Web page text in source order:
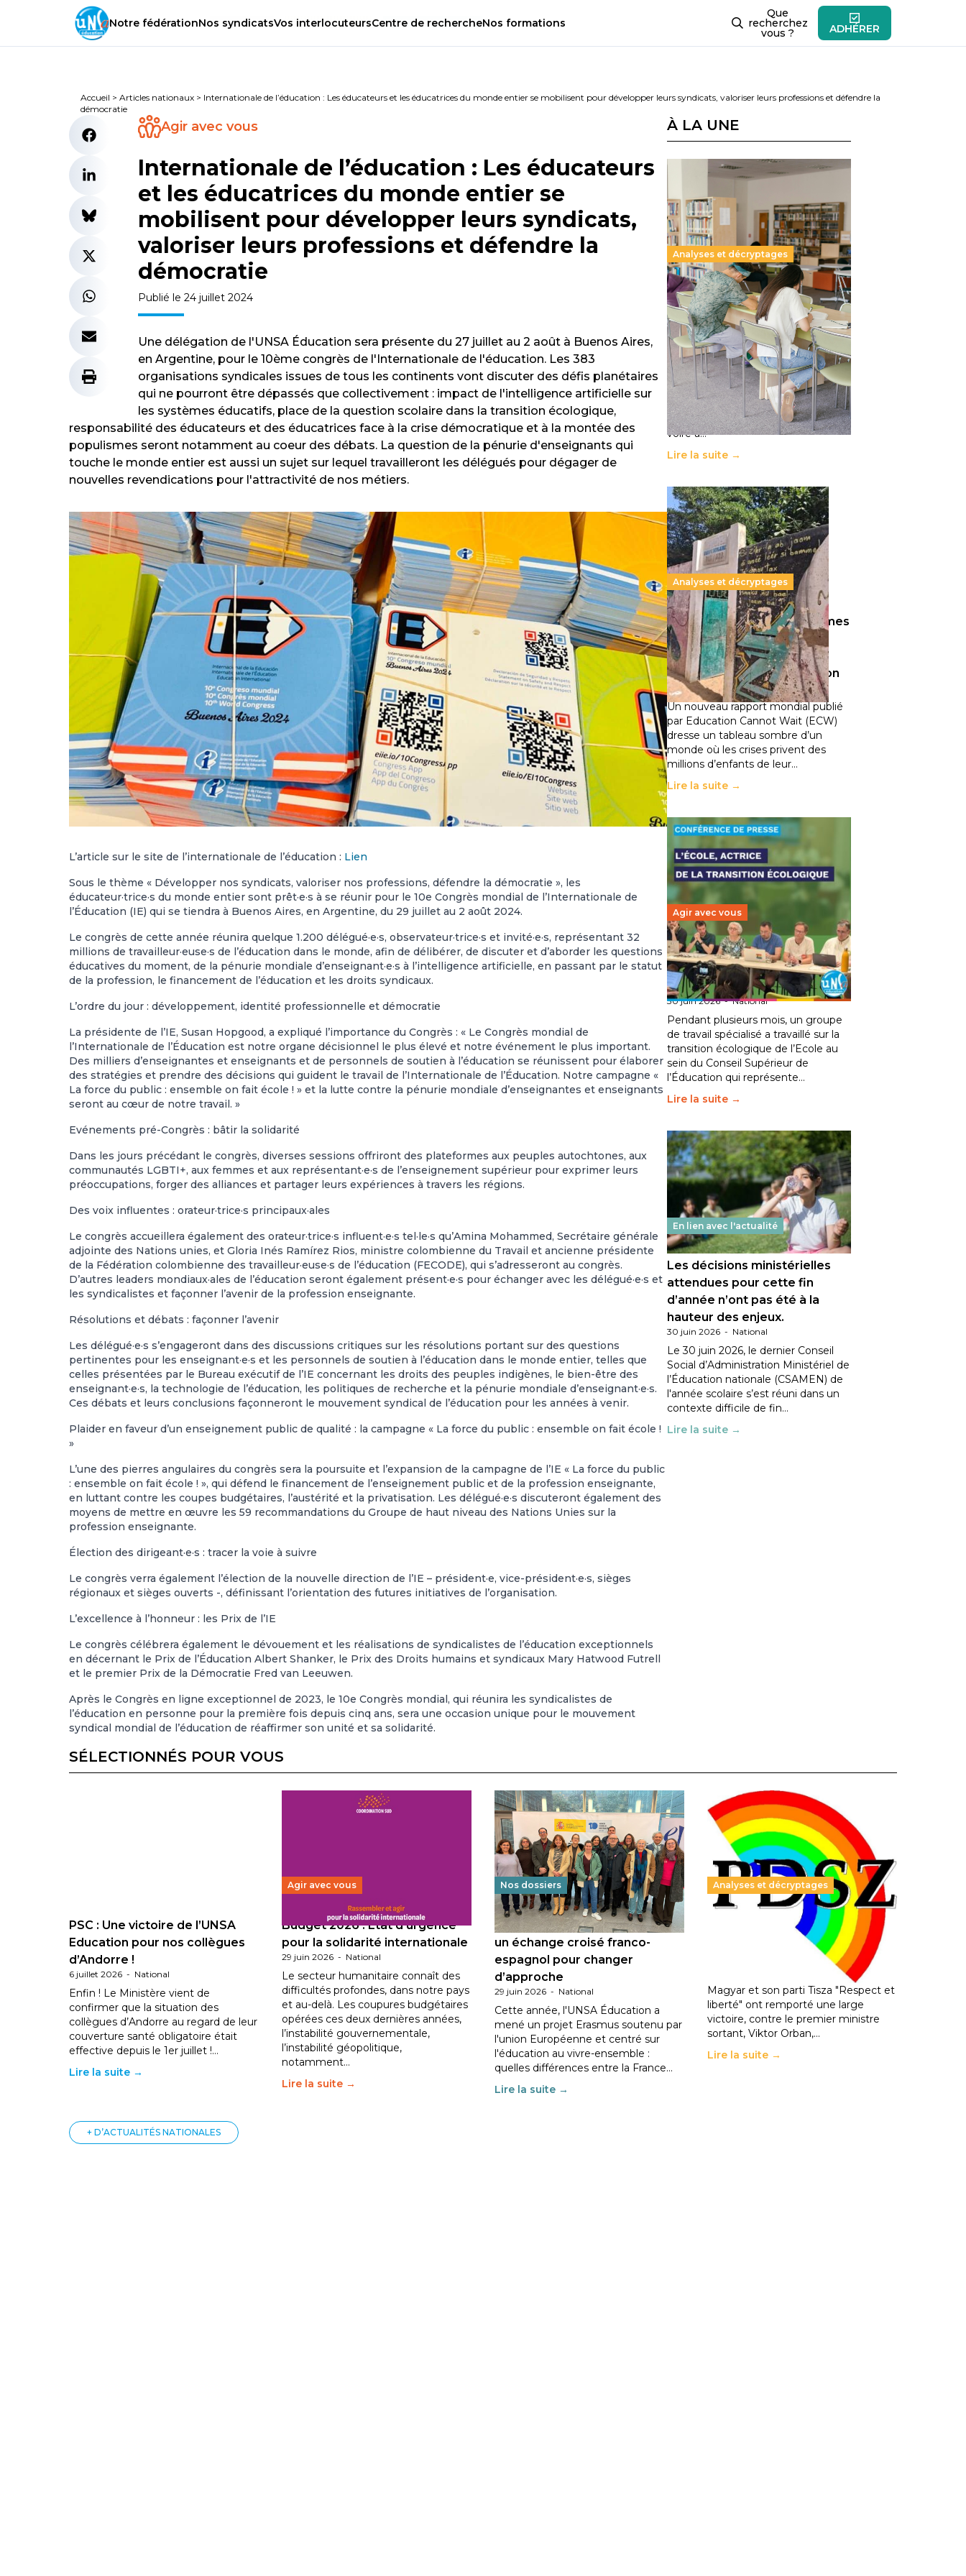
Notre fédérationNos syndicatsVos interlocuteursCentre de rechercheNos formations
Que
recherchez
vous ? ADHÉRER
Accueil > Articles nationaux > Internationale de l’éducation : Les éducateurs et les éducatrices du monde entier se mobilisent pour développer leurs syndicats, valoriser leurs professions et défendre la
démocratie
Agir avec vous
Internationale de l’éducation : Les éducateurs
et les éducatrices du monde entier se
mobilisent pour développer leurs syndicats,
valoriser leurs professions et défendre la
démocratie
Publié le 24 juillet 2024
Une délégation de l'UNSA Éducation sera présente du 27 juillet au 2 août à Buenos Aires,
en Argentine, pour le 10ème congrès de l'Internationale de l'éducation. Les 383
organisations syndicales issues de tous les continents vont discuter des défis planétaires
qui ne pourront être dépassés que collectivement : impact de l'intelligence artificielle sur
les systèmes éducatifs, place de la question scolaire dans la transition écologique,
responsabilité des éducateurs et des éducatrices face à la crise démocratique et à la montée des
populismes seront notamment au coeur des débats. La question de la pénurie d'enseignants qui
touche le monde entier est aussi un sujet sur lequel travailleront les délégués pour dégager de
nouvelles revendications pour l'attractivité de nos métiers.
L’article sur le site de l’internationale de l’éducation : Lien
Sous le thème « Développer nos syndicats, valoriser nos professions, défendre la démocratie », les
éducateur·trice·s du monde entier sont prêt·e·s à se réunir pour le 10e Congrès mondial de l’Internationale de
l’Éducation (IE) qui se tiendra à Buenos Aires, en Argentine, du 29 juillet au 2 août 2024.
Le congrès de cette année réunira quelque 1.200 délégué·e·s, observateur·trice·s et invité·e·s, représentant 32
millions de travailleur·euse·s de l’éducation dans le monde, afin de délibérer, de discuter et d’aborder les questions
éducatives du moment, de la pénurie mondiale d’enseignant·e·s à l’intelligence artificielle, en passant par le statut
de la profession, le financement de l’éducation et les droits syndicaux.
L’ordre du jour : développement, identité professionnelle et démocratie
La présidente de l’IE, Susan Hopgood, a expliqué l’importance du Congrès : « Le Congrès mondial de
l’Internationale de l’Éducation est notre organe décisionnel le plus élevé et notre événement le plus important.
Des milliers d’enseignantes et enseignants et de personnels de soutien à l’éducation se réunissent pour élaborer
des stratégies et prendre des décisions qui guident le travail de l’Internationale de l’Éducation. Notre campagne «
La force du public : ensemble on fait école ! » et la lutte contre la pénurie mondiale d’enseignantes et enseignants
seront au cœur de notre travail. »
Evénements pré-Congrès : bâtir la solidarité
Dans les jours précédant le congrès, diverses sessions offriront des plateformes aux peuples autochtones, aux
communautés LGBTI+, aux femmes et aux représentant·e·s de l’enseignement supérieur pour exprimer leurs
préoccupations, forger des alliances et partager leurs expériences à travers les régions.
Des voix influentes : orateur·trice·s principaux·ales
Le congrès accueillera également des orateur·trice·s influent·e·s tel·le·s qu’Amina Mohammed, Secrétaire générale
adjointe des Nations unies, et Gloria Inés Ramírez Rios, ministre colombienne du Travail et ancienne présidente
de la Fédération colombienne des travailleur·euse·s de l’éducation (FECODE), qui s’adresseront au congrès.
D’autres leaders mondiaux·ales de l’éducation seront également présent·e·s pour échanger avec les délégué·e·s et
les syndicalistes et façonner l’avenir de la profession enseignante.
Résolutions et débats : façonner l’avenir
Les délégué·e·s s’engageront dans des discussions critiques sur les résolutions portant sur des questions
pertinentes pour les enseignant·e·s et les personnels de soutien à l’éducation dans le monde entier, telles que
celles présentées par le Bureau exécutif de l’IE concernant les droits des peuples indigènes, le bien-être des
enseignant·e·s, la technologie de l’éducation, les politiques de recherche et la pénurie mondiale d’enseignant·e·s.
Ces débats et leurs conclusions façonneront le mouvement syndical de l’éducation pour les années à venir.
Plaider en faveur d’un enseignement public de qualité : la campagne « La force du public : ensemble on fait école !
»
L’une des pierres angulaires du congrès sera la poursuite et l’expansion de la campagne de l’IE « La force du public
: ensemble on fait école ! », qui défend le financement de l’enseignement public et de la profession enseignante,
en luttant contre les coupes budgétaires, l’austérité et la privatisation. Les délégué·e·s discuteront également des
moyens de mettre en œuvre les 59 recommandations du Groupe de haut niveau des Nations Unies sur la
profession enseignante.
Élection des dirigeant·e·s : tracer la voie à suivre
Le congrès verra également l’élection de la nouvelle direction de l’IE – président·e, vice-président·e·s, sièges
régionaux et sièges ouverts -, définissant l’orientation des futures initiatives de l’organisation.
L’excellence à l’honneur : les Prix de l’IE
Le congrès célébrera également le dévouement et les réalisations de syndicalistes de l’éducation exceptionnels
en décernant le Prix de l’Éducation Albert Shanker, le Prix des Droits humains et syndicaux Mary Hatwood Futrell
et le premier Prix de la Démocratie Fred van Leeuwen.
Après le Congrès en ligne exceptionnel de 2023, le 10e Congrès mondial, qui réunira les syndicalistes de
l’éducation en personne pour la première fois depuis cinq ans, sera une occasion unique pour le mouvement
syndical mondial de l’éducation de réaffirmer son unité et sa solidarité.
À LA UNE
Analyses et décryptages
Supérieur privé : une dérive
qui met à mal la promesse
républicaine
11 juillet 2026- National
Le projet de loi sur la régulation de
l’enseignement supérieur privé met
en lumière l’amplification d’un
système qui relègue l’acte
pédagogique au superfétatoire,
voire à…
Lire la suite →
Analyses et décryptages
258 millions d’enfants victimes
de la guerre, des chocs
climatiques et des
déplacements de population
11 juillet 2026 -National
Un nouveau rapport mondial publié
par Education Cannot Wait (ECW)
dresse un tableau sombre d’un
monde où les crises privent des
millions d’enfants de leur…
Lire la suite →
Agir avec vous
Transition écologique de
l’éducation : l’UNSA Éducation
fait bouger les lignes
30 juin 2026-National
Pendant plusieurs mois, un groupe
de travail spécialisé a travaillé sur la
transition écologique de l’Ecole au
sein du Conseil Supérieur de
l’Éducation qui représente…
Lire la suite →
En lien avec l'actualité
Les décisions ministérielles
attendues pour cette fin
d’année n’ont pas été à la
hauteur des enjeux.
30 juin 2026 - National
Le 30 juin 2026, le dernier Conseil
Social d’Administration Ministériel de
l’Éducation nationale (CSAMEN) de
l'année scolaire s’est réuni dans un
contexte difficile de fin…
Lire la suite →
SÉLECTIONNÉS POUR VOUS
PSC : Une victoire de l’UNSA
Education pour nos collègues
d’Andorre !
6 juillet 2026 - National
Enfin ! Le Ministère vient de
confirmer que la situation des
collègues d’Andorre au regard de leur
couverture santé obligatoire était
effective depuis le 1er juillet !…
Lire la suite →
Agir avec vous
Budget 2026 : État d’urgence
pour la solidarité internationale
29 juin 2026 - National
Le secteur humanitaire connaît des
difficultés profondes, dans notre pays
et au-delà. Les coupures budgétaires
opérées ces deux dernières années,
l’instabilité gouvernementale,
l’instabilité géopolitique,
notamment…
Lire la suite →
Nos dossiers
Éducation au vivre-ensemble :
un échange croisé franco-
espagnol pour changer
d’approche
29 juin 2026 - National
Cette année, l'UNSA Éducation a
mené un projet Erasmus soutenu par
l'union Européenne et centré sur
l'éducation au vivre-ensemble :
quelles différences entre la France…
Lire la suite →
Analyses et décryptages
Hongrie : du changement pour
les politiques éducatives, aussi !
En Hongrie, le conservateur Peter
Magyar et son parti Tisza "Respect et
liberté" ont remporté une large
victoire, contre le premier ministre
sortant, Viktor Orban,…
Lire la suite →
+ D’ACTUALITÉS NATIONALES